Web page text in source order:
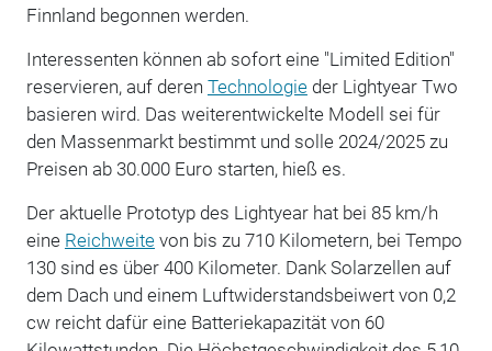
Finnland begonnen werden.
Interessenten können ab sofort eine "Limited Edition"
reservieren, auf deren Technologieder Lightyear Two
basieren wird. Das weiterentwickelte Modell sei für
den Massenmarkt bestimmt und solle 2024/2025 zu
Preisen ab 30.000 Euro starten, hieß es.
Der aktuelle Prototyp des Lightyear hat bei 85 km/h
eine Reichweitevon bis zu 710 Kilometern, bei Tempo
130 sind es über 400 Kilometer. Dank Solarzellen auf
dem Dach und einem Luftwiderstandsbeiwert von 0,2
cw reicht dafür eine Batteriekapazität von 60